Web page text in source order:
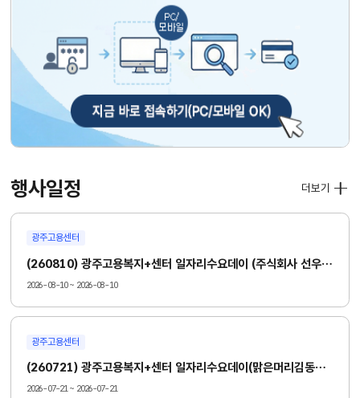
행사일정
광주고용센터
(260810) 광주고용복지+센터 일자리수요데이 (주식회사 선우그래픽)
2026-08-10 ~ 2026-08-10
광주고용센터
(260721) 광주고용복지+센터 일자리수요데이(맑은머리김동욱신경과의원)
2026-07-21 ~ 2026-07-21
더보기